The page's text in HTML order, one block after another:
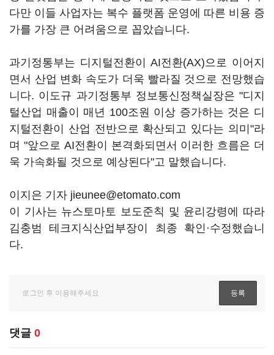
다만 이들 사업자는 복수 플랫폼 운영에 따른 비용 증
가를 가장 큰 어려움으로 꼽았습니다.
과기정통부는 디지털전환이 AI전환(AX)으로 이어지
면서 산업 변화 속도가 더욱 빨라질 것으로 전망했습
니다. 이도규 과기정통부 정보통신정책실장은 "디지
털산업 매출이 매년 100조원 이상 증가하는 것은 디
지털전환이 산업 전반으로 확산되고 있다는 의미"라
며 "앞으로 AI전환이 본격화되면서 이러한 흐름은 더
욱 가속화될 것으로 예상된다"고 말했습니다.
이지은 기자 jieunee@etomato.com
이 기사는 뉴스토마토 보도준칙 및 윤리강령에 따라
김충범 테크지식산업부장이 최종 확인·수정했습니
다.
댓글 0